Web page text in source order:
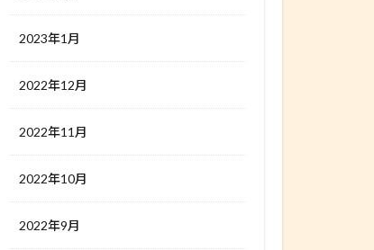
2023年1月
2022年12月
2022年11月
2022年10月
2022年9月